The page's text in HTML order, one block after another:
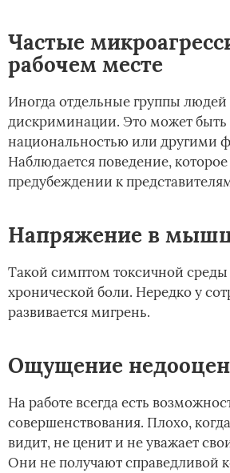
Частые
рабочем месте
Иногда отдельные группы людей
дискриминации. Это может быть
национальностью или другими
Наблюдается поведение,
предубеждении к
Напряжение в
Такой симптом токсичной
хронической боли. Нередко у
развивается мигрень.
Ощущение
На работе всегда есть
совершенствования. Плохо,
видит, не ценит и не уважает
Они не получают справедливой